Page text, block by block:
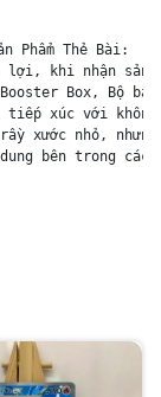
Phẩm Thẻ Bài:
lợi, khi nhận
Box, Bộ
xúc với
xước nhỏ,
bên trong